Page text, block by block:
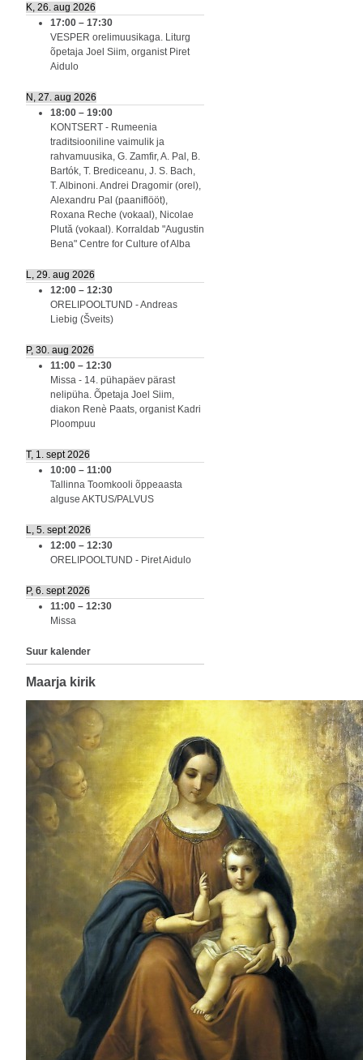
K, 26. aug 2026
17:00 – 17:30
VESPER orelimuusikaga. Liturg
õpetaja Joel Siim, organist Piret
Aidulo
N, 27. aug 2026
18:00 – 19:00
KONTSERT - Rumeenia
traditsiooniline vaimulik ja
rahvamuusika, G. Zamfir, A. Pal, B.
Bartók, T. Brediceanu, J. S. Bach,
T. Albinoni. Andrei Dragomir (orel),
Alexandru Pal (paaniflööt),
Roxana Reche (vokaal), Nicolae
Plută (vokaal). Korraldab "Augustin
Bena" Centre for Culture of Alba
L, 29. aug 2026
12:00 – 12:30
ORELIPOOLTUND - Andreas
Liebig (Šveits)
P, 30. aug 2026
11:00 – 12:30
Missa - 14. pühapäev pärast
nelipüha. Õpetaja Joel Siim,
diakon Renè Paats, organist Kadri
Ploompuu
T, 1. sept 2026
10:00 – 11:00
Tallinna Toomkooli õppeaasta
alguse AKTUS/PALVUS
L, 5. sept 2026
12:00 – 12:30
ORELIPOOLTUND - Piret Aidulo
P, 6. sept 2026
11:00 – 12:30
Missa
Suur kalender
Maarja kirik